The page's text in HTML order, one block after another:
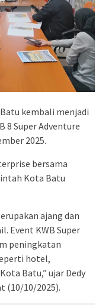
Batu kembali menjadi
8 Super Adventure
2025.
bersama
Kota Batu
ajang dan
Event KWB Super
peningkatan
hotel,
Batu,” ujar Dedy
(10/10/2025).